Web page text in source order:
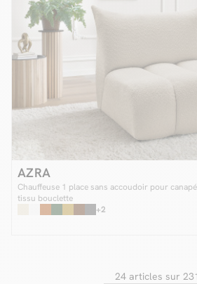
AZRA
Chauffeuse 1 place sans accoudoir pour
tissu bouclette
+2
24 articles sur 231